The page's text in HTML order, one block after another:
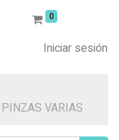
0
Iniciar sesión
VARIAS